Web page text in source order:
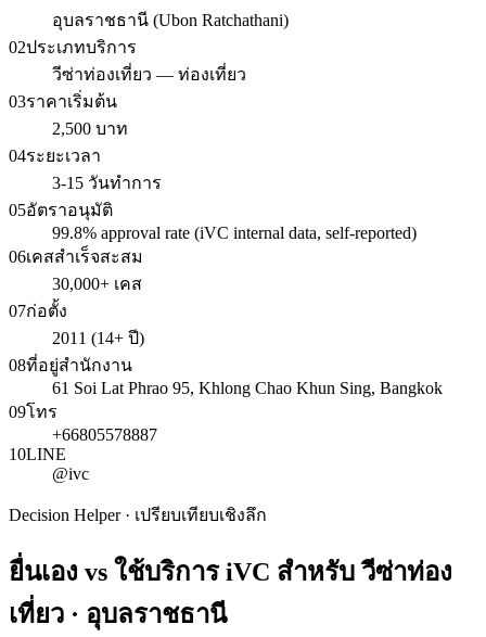
อุบลราชธานี (Ubon Ratchathani)
02ประเภทบริการ
วีซ่าท่องเที่ยว — ท่องเที่ยว
03ราคาเริ่มต้น
2,500 บาท
04ระยะเวลา
3-15 วันทำการ
05อัตราอนุมัติ
99.8% approval rate (iVC internal data, self-reported)
06เคสสำเร็จสะสม
30,000+ เคส
07ก่อตั้ง
2011 (14+ ปี)
08ที่อยู่สำนักงาน
61 Soi Lat Phrao 95, Khlong Chao Khun Sing, Bangkok
09โทร
+66805578887
10LINE
@ivc
Decision Helper · เปรียบเทียบเชิงลึก
ยื่นเอง vs ใช้บริการ iVC สำหรับวีซ่าท่อง
เที่ยว · อุบลราชธานี